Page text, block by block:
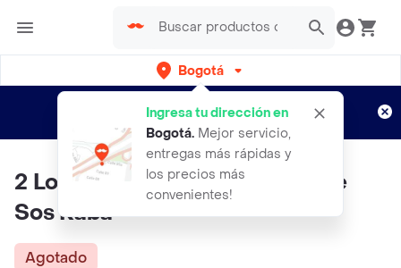
Bogotá
Ingresa tu dirección en
Bogotá. Mejor servicio,
entregas más rápidas y
los precios más
convenientes!
envíos gratis por semanas
Aplican TyC
2 Locion Astringente + 1 Parche
Sos Kaba
Agotado